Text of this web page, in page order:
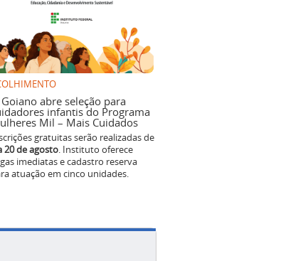
Goiano abre seleção para
infantis do Programa
Mil – Mais Cuidados
gratuitas serão realizadas de
20 de agosto. Instituto oferece
imediatas e cadastro reserva
atuação em cinco unidades.